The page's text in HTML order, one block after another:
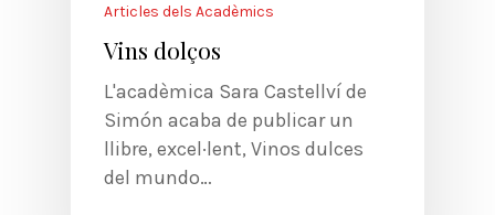
Articles dels Acadèmics
Vins dolços
L'acadèmica Sara Castellví de
Simón acaba de publicar un
llibre, excel·lent, Vinos dulces
del mundo…